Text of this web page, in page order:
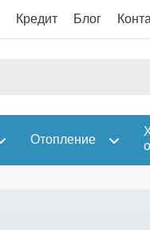
Кредит Блог
Отопление